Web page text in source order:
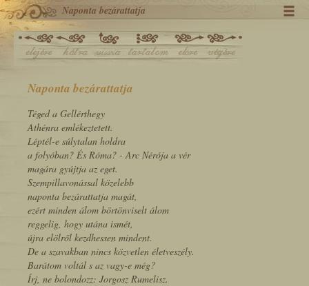
Naponta bezárattatja
Naponta bezárattatja
Téged a Gellérthegy
Athénra emlékeztetett.
Léptél-e súlytalan holdra
a folyóban? És Róma? - Arc Nérója a vér
magára gyújtja az eget.
Szempillavonással közelebb
naponta bezárattatja magát,
ezért minden álom börtönviselt álom
reggelig, hogy utána ismét,
újra elölről kezdhessen mindent.
De a szavakban nincs közvetlen életveszély.
Barátom voltál s az vagy-e még?
Írj, ne bolondozz: Jorgosz Rumelisz.